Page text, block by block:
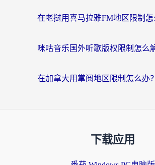
下载应用